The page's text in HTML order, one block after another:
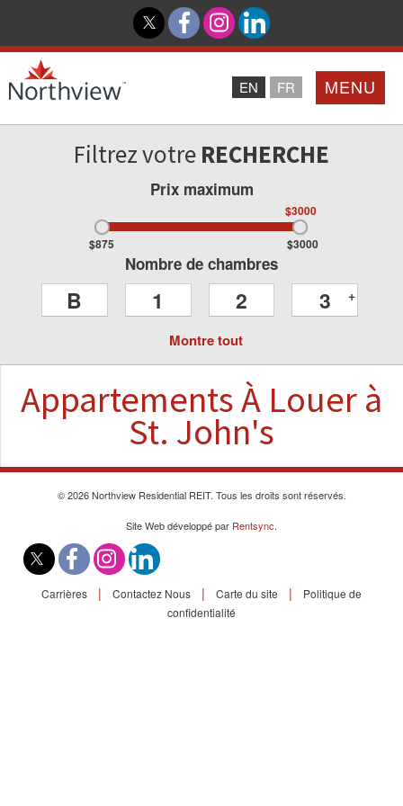
MENU
EN FR
Accueil
Northview PROMISE
Investisseurs
À Louer
Commercial
Portail Des Résidents
Filtrez votre RECHERCHE
Prix maximum
$3000
$875 $3000
Nombre de chambres
B 1 2 3 +
Montre tout
AppartementsÀ Louer à
St. John's
© 2026 Northview Residential REIT. Tous les droits sont réservés.
Site Web développé par Rentsync.
Carrières | Contactez Nous | Carte du site |
Politique de
confidentialité